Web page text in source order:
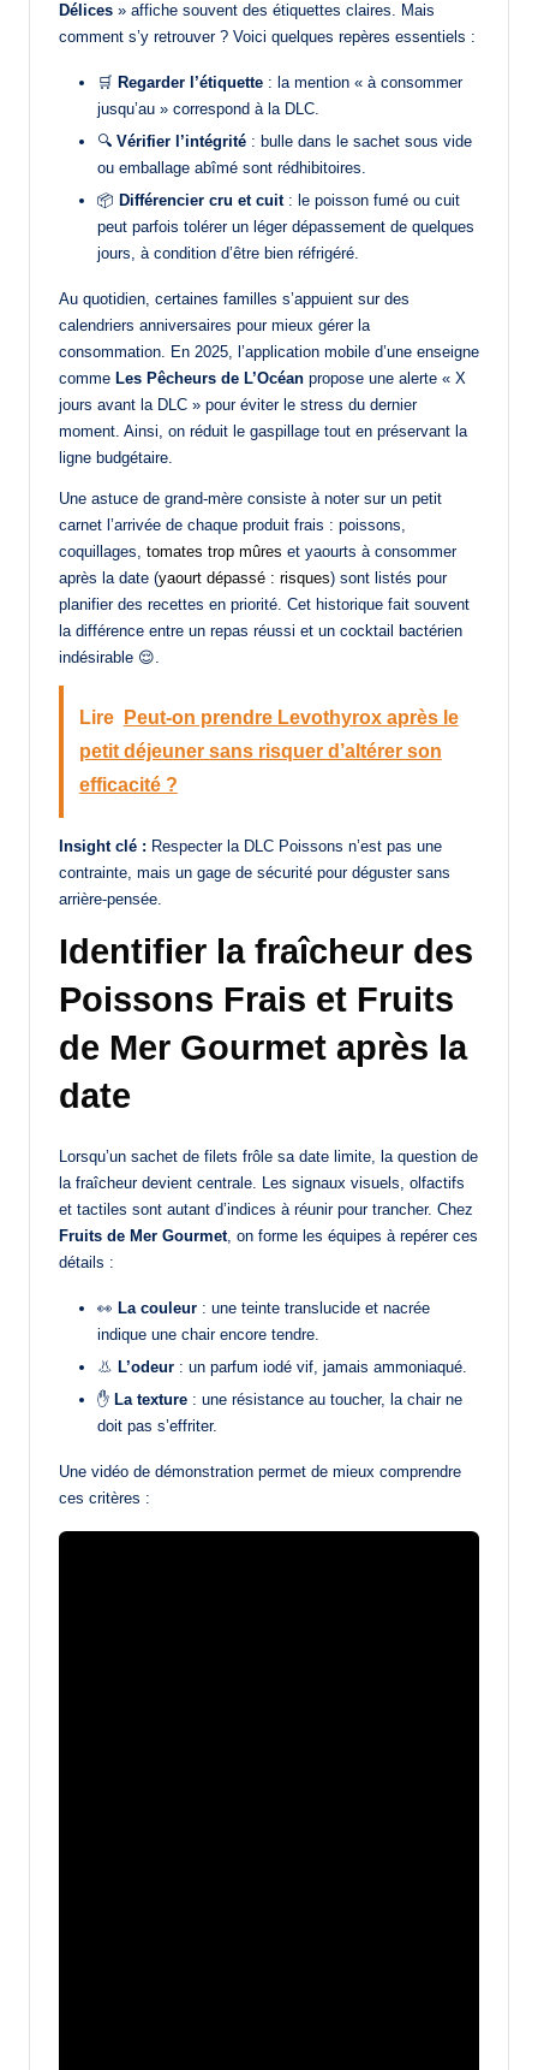
Délices » affiche souvent des étiquettes claires. Mais
comment s’y retrouver ? Voici quelques repères essentiels :
🛒 Regarder l’étiquette : la mention « à consommer
jusqu’au » correspond à la DLC.
🔍 Vérifier l’intégrité : bulle dans le sachet sous vide
ou emballage abîmé sont rédhibitoires.
📦 Différencier cru et cuit: le poisson fumé ou cuit
peut parfois tolérer un léger dépassement de quelques
jours, à condition d’être bien réfrigéré.
Au quotidien, certaines familles s’appuient sur des
calendriers anniversaires pour mieux gérer la
consommation. En 2025, l’application mobile d’une enseigne
comme Les Pêcheurs de L’Océan propose une alerte « X
jours avant la DLC » pour éviter le stress du dernier
moment. Ainsi, on réduit le gaspillage tout en préservant la
ligne budgétaire.
Une astuce de grand-mère consiste à noter sur un petit
carnet l’arrivée de chaque produit frais : poissons,
coquillages, tomates trop mûres et yaourts à consommer
après la date (yaourt dépassé : risques) sont listés pour
planifier des recettes en priorité. Cet historique fait souvent
la différence entre un repas réussi et un cocktail bactérien
indésirable 😌.
Lire
Peut-on prendre Levothyrox après le
petit déjeuner sans risquer d’altérer son
efficacité ?
Insight clé : Respecter la DLC Poissons n’est pas une
contrainte, mais un gage de sécurité pour déguster sans
arrière-pensée.
Identifier la fraîcheur des
Poissons Frais et Fruits
de Mer Gourmet après la
date
Lorsqu’un sachet de filets frôle sa date limite, la question de
la fraîcheur devient centrale. Les signaux visuels, olfactifs
et tactiles sont autant d’indices à réunir pour trancher. Chez
Fruits de Mer Gourmet, on forme les équipes à repérer ces
détails :
👀 La couleur : une teinte translucide et nacrée
indique une chair encore tendre.
👃 L’odeur : un parfum iodé vif, jamais ammoniaqué.
✋ La texture : une résistance au toucher, la chair ne
doit pas s’effriter.
Une vidéo de démonstration permet de mieux comprendre
ces critères :